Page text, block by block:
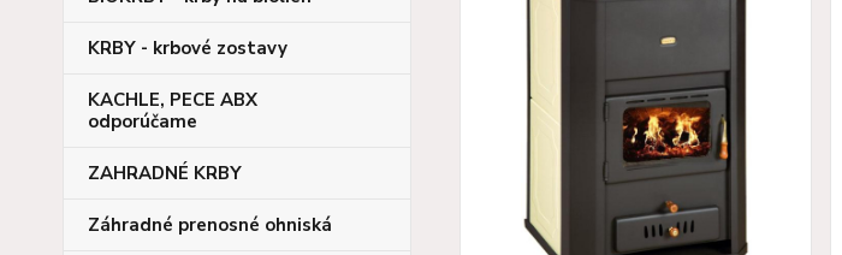
KRBY - krbové zostavy
KACHLE, PECE ABX
odporúčame
ZAHRADNÉ KRBY
Záhradné prenosné ohniská